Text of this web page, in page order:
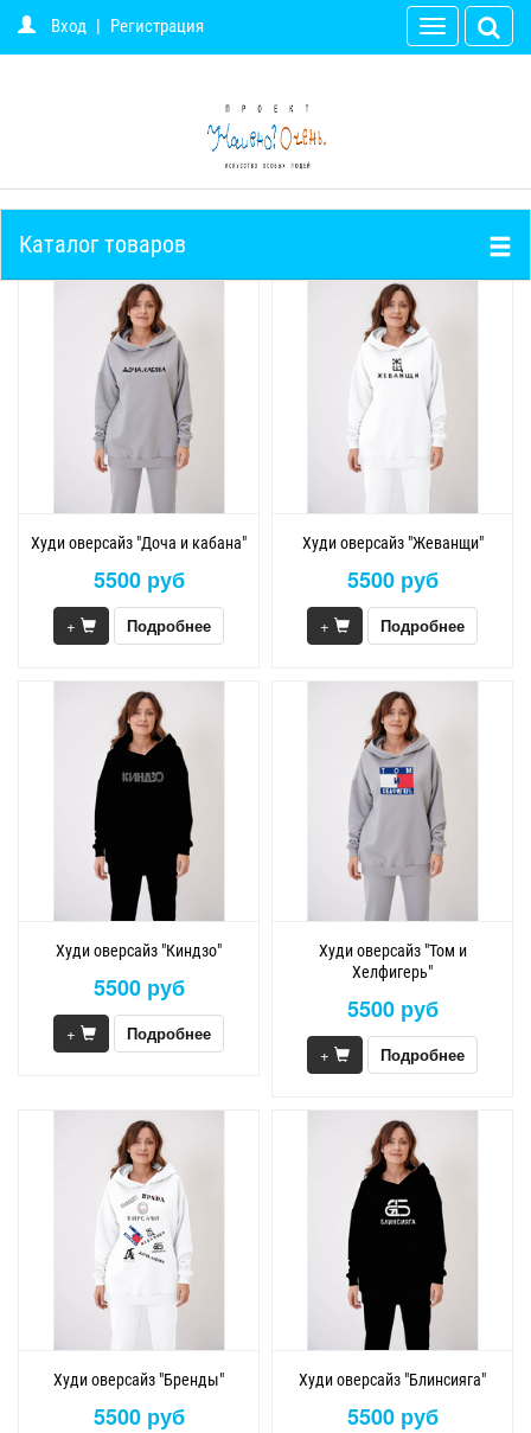
Вход | Регистрация
Toggle
navigation
Каталог товаров
Худи оверсайз "Доча и кабана"
5500 руб
+ Подробнее
Худи оверсайз "Жеванщи"
5500 руб
+ Подробнее
Худи оверсайз "Киндзо"
5500 руб
+ Подробнее
Худи оверсайз "Том и
Хелфигерь"
5500 руб
+ Подробнее
Худи оверсайз "Бренды"
5500 руб
Худи оверсайз "Блинсияга"
5500 руб